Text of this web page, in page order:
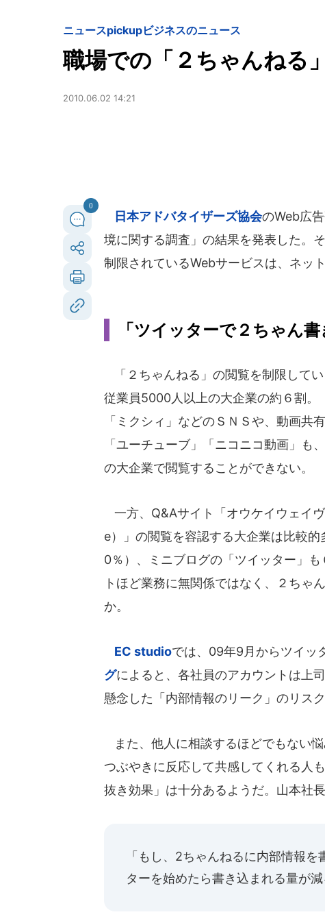
ニュースpickupビジネスのニュース
職場での「２ちゃんねる
2010.06.02 14:21
0
日本アドバタイザーズ協会のWeb広
境に関する調査」の結果を発表した。
制限されているWebサービスは、ネッ
「ツイッターで２ちゃん
「２ちゃんねる」の閲覧を制限してい
従業員5000人以上の大企業の約６割。
「ミクシィ」などのＳＮＳや、動画共
「ユーチューブ」「ニコニコ動画」も
の大企業で閲覧することができない。
一方、Q&Aサイト「オウケイウェイ
e）」の閲覧を容認する大企業は比較的
0％）、ミニブログの「ツイッター」
トほど業務に無関係ではなく、２ちゃ
か。
EC studioでは、09年9月からツイッ
グによると、各社員のアカウントは上
懸念した「内部情報のリーク」のリス
また、他人に相談するほどでもない
つぶやきに反応して共感してくれる人
抜き効果」は十分あるようだ。山本社長
「もし、2ちゃんねるに内部情報
ターを始めたら書き込まれる量が減